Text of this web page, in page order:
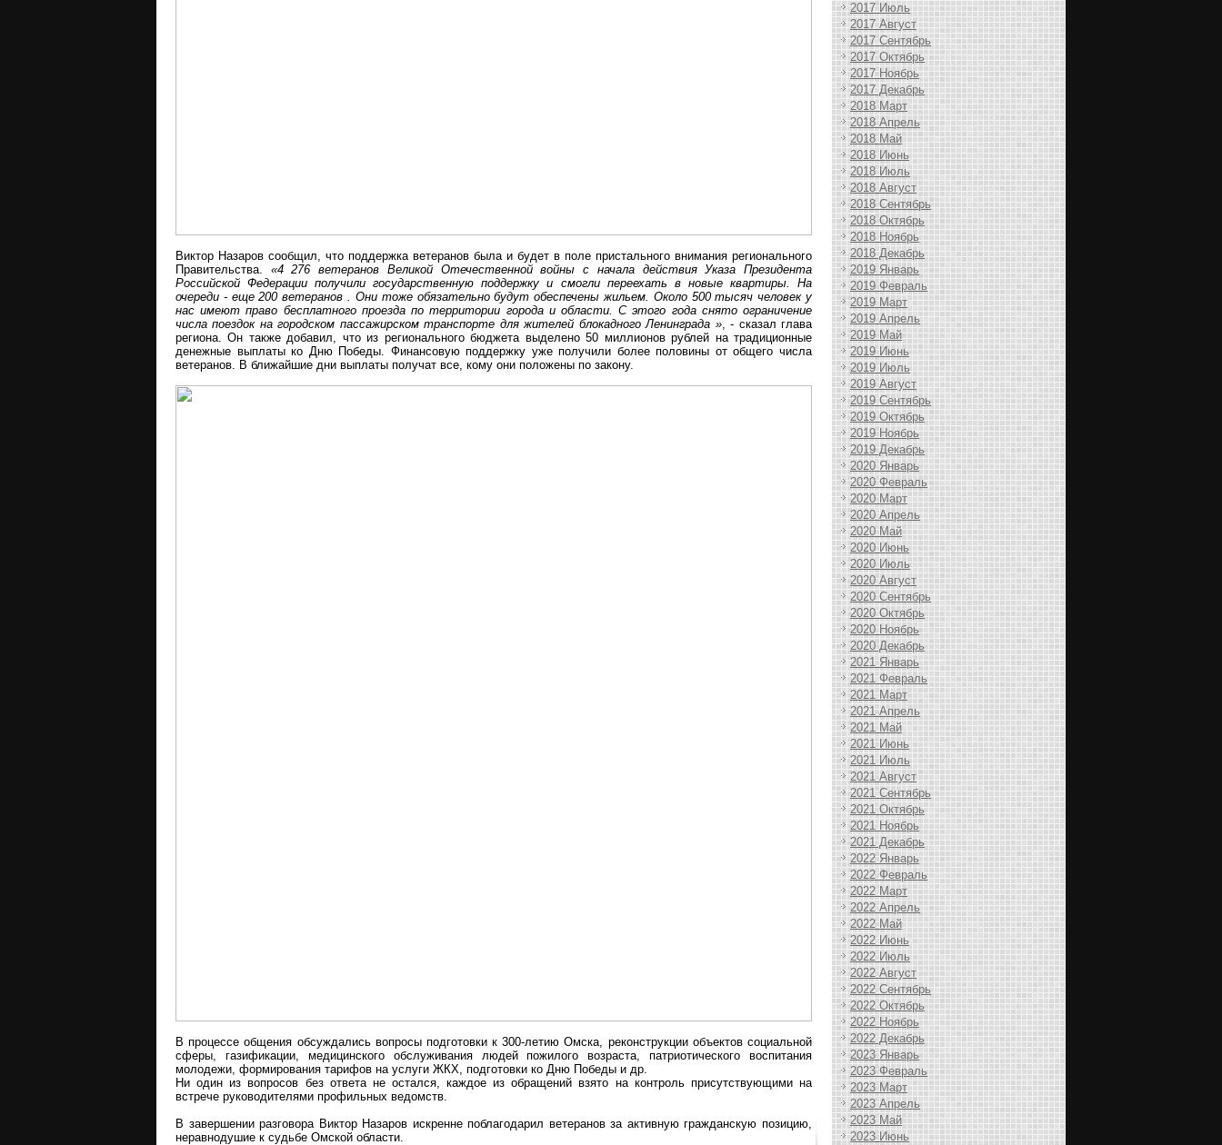
Виктор Назаров сообщил, что поддержка ветеранов была и будет в поле пристального внимания регионального
Правительства. «4 276 ветеранов Великой Отечественной войны с начала действия Указа Президента
Российской Федерации получили государственную поддержку и смогли переехать в новые квартиры. На
очереди - еще 200 ветеранов . Они тоже обязательно будут обеспечены жильем. Около 500 тысяч человек у
нас имеют право бесплатного проезда по территории города и области. С этого года снято ограничение
числа поездок на городском пассажирском транспорте для жителей блокадного Ленинграда », - сказал глава
региона. Он также добавил, что из регионального бюджета выделено 50 миллионов рублей на традиционные
денежные выплаты ко Дню Победы. Финансовую поддержку уже получили более половины от общего числа
ветеранов. В ближайшие дни выплаты получат все, кому они положены по закону.
В процессе общения обсуждались вопросы подготовки к 300-летию Омска, реконструкции объектов социальной
сферы, газификации, медицинского обслуживания людей пожилого возраста, патриотического воспитания
молодежи, формирования тарифов на услуги ЖКХ, подготовки ко Дню Победы и др.
Ни один из вопросов без ответа не остался, каждое из обращений взято на контроль присутствующими на
встрече руководителями профильных ведомств.
В завершении разговора Виктор Назаров искренне поблагодарил ветеранов за активную гражданскую позицию,
неравнодушие к судьбе Омской области.
2017 Июль
2017 Август
2017 Сентябрь
2017 Октябрь
2017 Ноябрь
2017 Декабрь
2018 Март
2018 Апрель
2018 Май
2018 Июнь
2018 Июль
2018 Август
2018 Сентябрь
2018 Октябрь
2018 Ноябрь
2018 Декабрь
2019 Январь
2019 Февраль
2019 Март
2019 Апрель
2019 Май
2019 Июнь
2019 Июль
2019 Август
2019 Сентябрь
2019 Октябрь
2019 Ноябрь
2019 Декабрь
2020 Январь
2020 Февраль
2020 Март
2020 Апрель
2020 Май
2020 Июнь
2020 Июль
2020 Август
2020 Сентябрь
2020 Октябрь
2020 Ноябрь
2020 Декабрь
2021 Январь
2021 Февраль
2021 Март
2021 Апрель
2021 Май
2021 Июнь
2021 Июль
2021 Август
2021 Сентябрь
2021 Октябрь
2021 Ноябрь
2021 Декабрь
2022 Январь
2022 Февраль
2022 Март
2022 Апрель
2022 Май
2022 Июнь
2022 Июль
2022 Август
2022 Сентябрь
2022 Октябрь
2022 Ноябрь
2022 Декабрь
2023 Январь
2023 Февраль
2023 Март
2023 Апрель
2023 Май
2023 Июнь